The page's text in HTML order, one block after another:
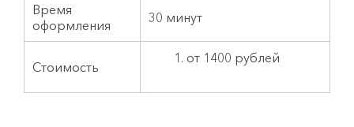
Время
оформления
30 минут
Стоимость
от 1400 рублей